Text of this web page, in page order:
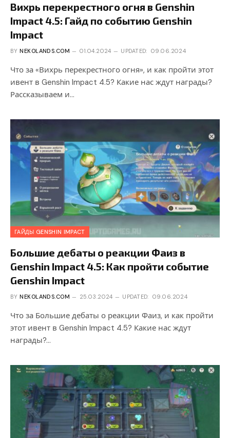
Вихрь перекрестного огня в Genshin
Impact 4.5: Гайд по событию Genshin
Impact
BY NEKOLANDS.COM 01.04.2024 UPDATED: 09.06.2024
Что за «Вихрь перекрестного огня», и как пройти этот
ивент в Genshin Impact 4.5? Какие нас ждут награды?
Рассказываем и…
ГАЙДЫ GENSHIN IMPACT
Большие дебаты о реакции Фаиз в
Genshin Impact 4.5: Как пройти событие
Genshin Impact
BY NEKOLANDS.COM 25.03.2024 UPDATED: 09.06.2024
Что за Большие дебаты о реакции Фаиз, и как пройти
этот ивент в Genshin Impact 4.5? Какие нас ждут
награды?…